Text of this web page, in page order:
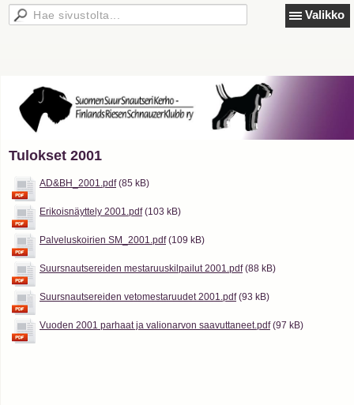
Valikko
Tulokset 2001
AD&BH_2001.pdf (85 kB)
Erikoisnäyttely 2001.pdf (103 kB)
Palveluskoirien SM_2001.pdf (109 kB)
Suursnautsereiden mestaruuskilpailut 2001.pdf (88 kB)
Suursnautsereiden vetomestaruudet 2001.pdf (93 kB)
Vuoden 2001 parhaat ja valionarvon saavuttaneet.pdf (97 kB)